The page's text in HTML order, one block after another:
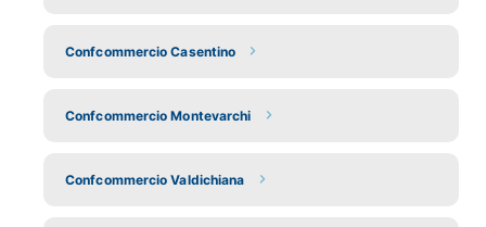
Confcommercio Casentino
Confcommercio Montevarchi
Confcommercio Valdichiana